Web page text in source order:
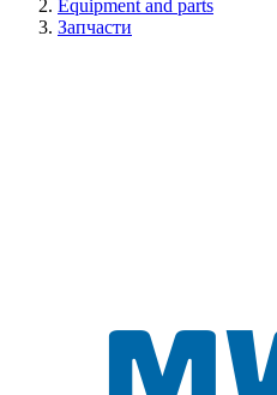
Equipment and parts
Запчасти